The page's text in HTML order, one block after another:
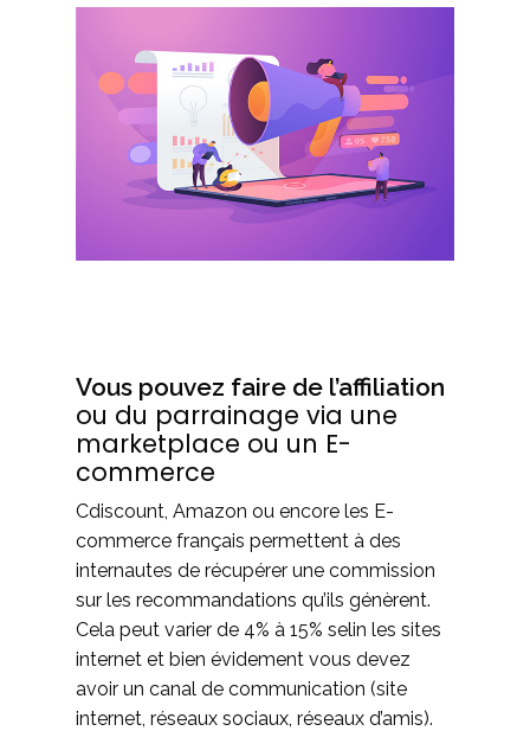
Vous pouvez faire de l’affiliation
ou du parrainage via une
marketplace ou un E-
commerce
Cdiscount, Amazon ou encore les E-
commerce français permettent à des
internautes de récupérer une commission
sur les recommandations qu’ils génèrent.
Cela peut varier de 4% à 15% selin les sites
internet et bien évidement vous devez
avoir un canal de communication (site
internet, réseaux sociaux, réseaux d’amis).